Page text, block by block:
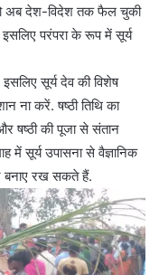
अब देश-विदेश तक फैल चुकी
परंपरा के रूप में सूर्य
सूर्य देव की विशेष
ना करें. षष्ठी तिथि का
षष्ठी की पूजा से संतान
में सूर्य उपासना से वैज्ञानिक
बनाए रख सकते हैं.